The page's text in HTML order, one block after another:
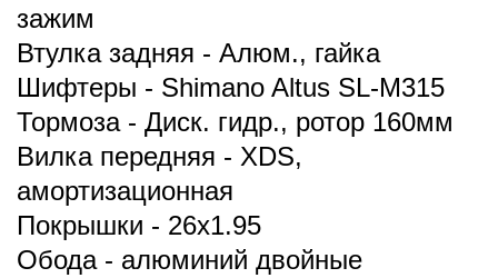
зажим
Втулка задняя - Алюм., гайка
Шифтеры - Shimano Altus SL-M315
Тормоза - Диск. гидр., ротор 160мм
Вилка передняя - XDS,
амортизационная
Покрышки - 26x1.95
Обода - алюминий двойные